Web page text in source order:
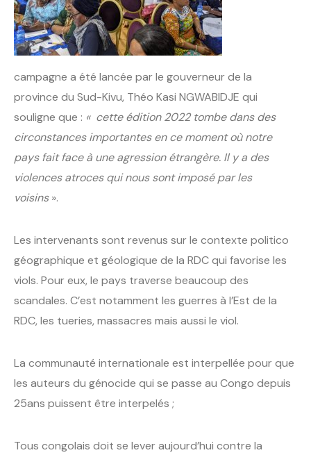
campagne a été lancée par le gouverneur de la
province du Sud-Kivu, Théo Kasi NGWABIDJE qui
souligne que : « cette édition 2022 tombe dans des
circonstances importantes en ce moment où notre
pays fait face à une agression étrangère. Il y a des
violences atroces qui nous sont imposé par les
voisins».
Les intervenants sont revenus sur le contexte politico
géographique et géologique de la RDC qui favorise les
viols. Pour eux, le pays traverse beaucoup des
scandales. C’est notamment les guerres à l’Est de la
RDC, les tueries, massacres mais aussi le viol.
La communauté internationale est interpellée pour que
les auteurs du génocide qui se passe au Congo depuis
25ans puissent être interpelés ;
Tous congolais doit se lever aujourd’hui contre la